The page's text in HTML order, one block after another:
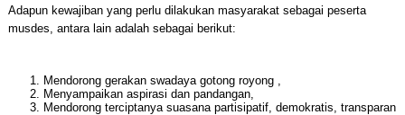
Adapun kewajiban yang perlu dilakukan masyarakat sebagai peserta
musdes, antara lain adalah sebagai berikut:
Mendorong gerakan swadaya gotong royong ,
Menyampaikan aspirasi dan pandangan,
Mendorong terciptanya suasana partisipatif, demokratis, transparan